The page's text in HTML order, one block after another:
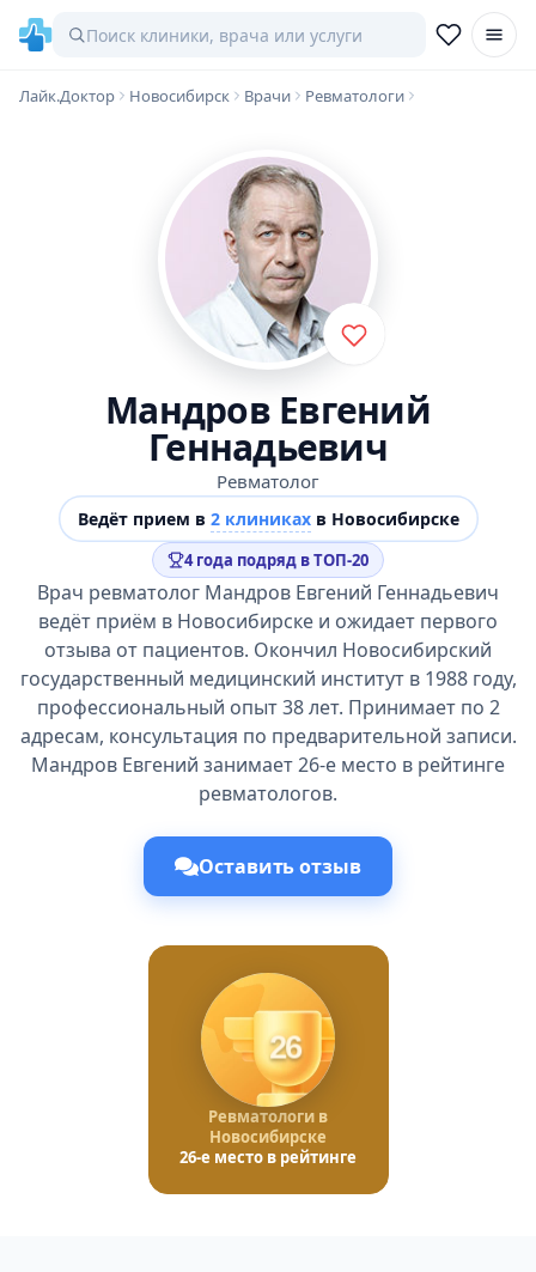
Лайк.Доктор Новосибирск Врачи Ревматологи
Мандров Евгений
Геннадьевич
Ревматолог
Ведёт прием в 2 клиникахв Новосибирске
4 года подряд в ТОП-20
Врач ревматолог Мандров Евгений Геннадьевич
ведёт приём в Новосибирске и ожидает первого
отзыва от пациентов. Окончил Новосибирский
государственный медицинский институт в 1988 году,
профессиональный опыт 38 лет. Принимает по 2
адресам, консультация по предварительной записи.
Мандров Евгений занимает 26-е место в рейтинге
ревматологов.
Оставить отзыв
26
Ревматологи в
Новосибирске
26-е место в рейтинге